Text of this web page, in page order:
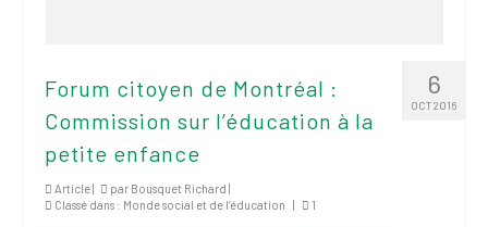
6
OCT 2016
Forum citoyen de Montréal :
Commission sur l’éducation à la
petite enfance
Article | par Bousquet Richard |
Classé dans : Monde social et de l’éducation | 1